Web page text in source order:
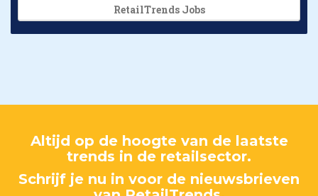
RetailTrends Jobs
Altijd op de hoogte van de laatste
trends in de retailsector.
Schrijf je nu in voor de nieuwsbrieven